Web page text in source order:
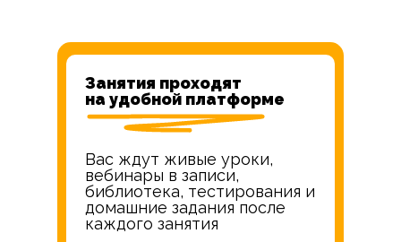
Занятия проходят
на удобной платформе
Вас ждут живые уроки,
вебинары в записи,
библиотека, тестирования и
домашние задания после
каждого занятия